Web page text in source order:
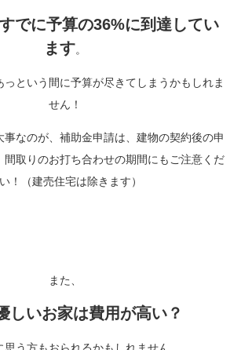
でに予算の36%に到達してい
ます。
っという間に予算が尽きてしまうかもしれま
せん！
事なのが、補助金申請は、建物の契約後の申
間取りのお打ち合わせの期間にもご注意くだ
！（建売住宅は除きます）
また、
しいお家は費用が高い？